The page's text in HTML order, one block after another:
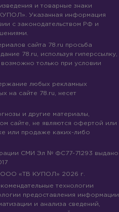
и товарные знаки
Указанная информация
с законодательством РФ и
сайта 78.ru просьба
78.ru, используя гиперссылку,
только при условии
любых рекламных
на сайте 78.ru, несет
и другие материалы,
сайте, не являются офертой или
или продаже каких-либо
СМИ Эл № ФС77-71293 выдано
ООО «ТВ КУПОЛ» 2026 г.
технологии
предоставления информации
и анализа сведений,